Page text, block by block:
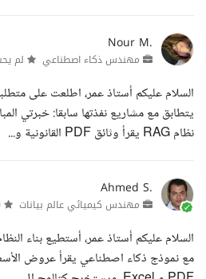
Nour M.
مهندس ذكاء اصطناعي لم
السلام عليكم أستاذ عمر، اطلعت على
نظام RAG يقرأ وثائق PDF القانونية و...
Ahmed S.
مهندس كيميائي عالم بيانات
مع نموذج ذكاء اصطناعي يقرأ عروض